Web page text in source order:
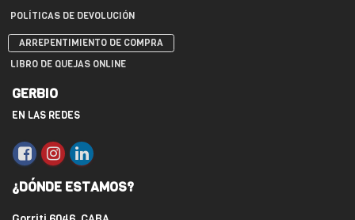
POLÍTICAS DE DEVOLUCIÓN
ARREPENTIMIENTO DE COMPRA
LIBRO DE QUEJAS ONLINE
GERBIO
EN LAS REDES
¿DÓNDE ESTAMOS?